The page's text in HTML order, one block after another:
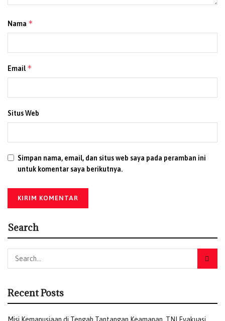
Nama *
Email*
Situs Web
Simpan nama, email, dan situs web saya pada peramban ini
untuk komentar saya berikutnya.
Search
Recent Posts
Misi Kemanusiaan di Tengah Tantangan Keamanan, TNI Evakuasi